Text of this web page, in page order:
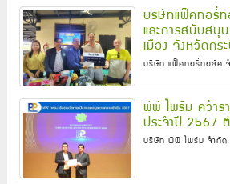
บริษัทแฟ็คทอรี่
และการสนับส
เมือง จังหวัดกร
บริษัท แฟ็คทอรี่ทอล์ค
พีพี ไพร์ม คว้า
ประจำปี 2567
บริษัท พีพี ไพร์ม จำกั